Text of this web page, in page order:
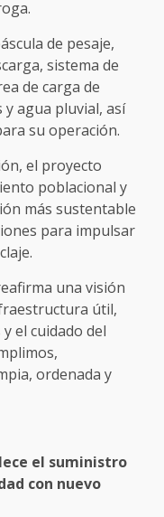
de pesaje,
sistema de
de carga de
y agua pluvial, así
su operación.
el proyecto
poblacional y
más sustentable
para impulsar
una visión
útil,
el cuidado del
ordenada y
el suministro
con nuevo